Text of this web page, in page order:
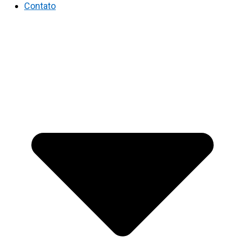
Contato